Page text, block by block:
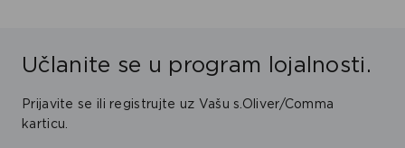
Učlanite se u program lojalnosti.
Prijavite se ili registrujte uz Vašu s.Oliver/Comma
karticu.